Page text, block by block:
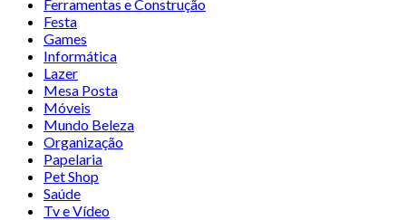
Ferramentas e Construção
Festa
Games
Informática
Lazer
Mesa Posta
Móveis
Mundo Beleza
Organização
Papelaria
Pet Shop
Saúde
Tv e Vídeo